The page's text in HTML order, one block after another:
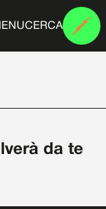
CERCA
da te